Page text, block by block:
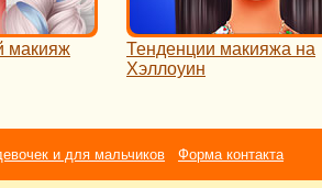
макияж
Тенденции макияжа на
Хэллоуин
и для мальчиков Форма контакта